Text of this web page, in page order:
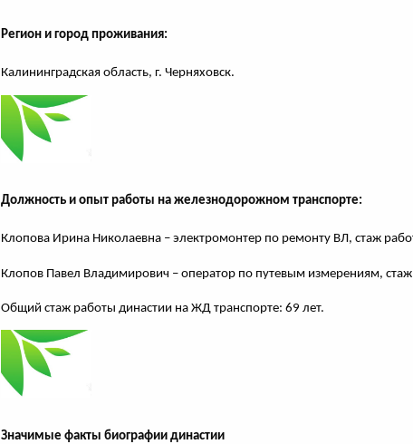
Регион и город проживания:
Калининградская область, г. Черняховск.
Должность и опыт работы на железнодорожном транспорте:
Клопова Ирина Николаевна – электромонтер по ремонту ВЛ, стаж
Клопов Павел Владимирович – оператор по путевым измерениям,
Общий стаж работы династии на ЖД транспорте: 69 лет.
Значимые факты биографии династии